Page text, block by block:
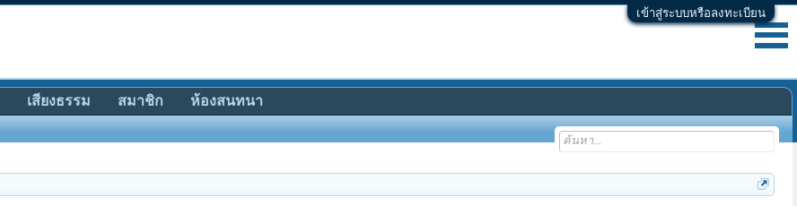
เข้าสู่ระบบหรือลงทะเบียน
เสียงธรรม สมาชิก ห้องสนทนา